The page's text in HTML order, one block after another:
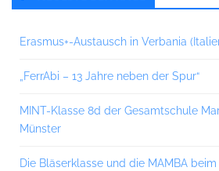
Erasmus+-Austausch in Verbania
„FerrAbi – 13 Jahre neben der Spur“
MINT-Klasse 8d der Gesamtschule
Münster
Die Bläserklasse und die MAMBA beim